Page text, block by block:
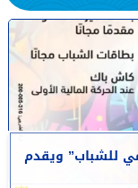
للشباب” ويقدم